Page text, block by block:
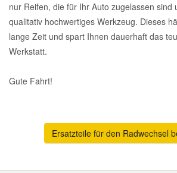
nur Reifen, die für Ihr Auto zugelassen sind
qualitativ hochwertiges Werkzeug. Dieses
lange Zeit und spart Ihnen dauerhaft das
Werkstatt.
Gute Fahrt!
Ersatzteile für den Radwechsel